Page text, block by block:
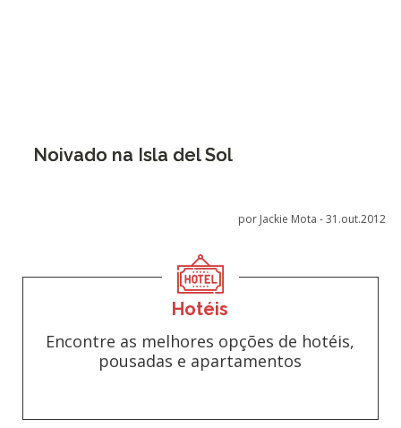
Noivado na Isla del Sol
por Jackie Mota -31.out.2012
Hotéis
Encontre as melhores opções de hotéis,
pousadas e apartamentos